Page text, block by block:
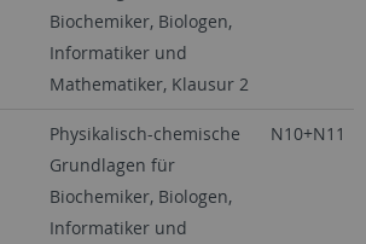
Biochemiker, Biologen,
Informatiker und
Mathematiker, Klausur 2
Physikalisch-chemische
Grundlagen für
Biochemiker, Biologen,
Informatiker und
N10+N11